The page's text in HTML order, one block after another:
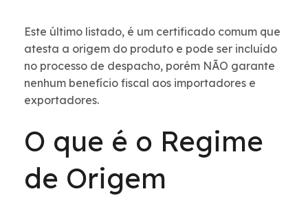
Este último listado, é um certificado comum que
atesta a origem do produto e pode ser incluído
no processo de despacho, porém NÃO garante
nenhum benefício fiscal aos importadores e
exportadores.
O que é o Regime
de Origem